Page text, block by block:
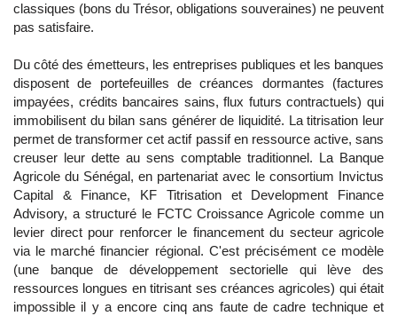
classiques (bons du Trésor, obligations souveraines) ne peuvent
pas satisfaire.
Du côté des émetteurs, les entreprises publiques et les banques
disposent de portefeuilles de créances dormantes (factures
impayées, crédits bancaires sains, flux futurs contractuels) qui
immobilisent du bilan sans générer de liquidité. La titrisation leur
permet de transformer cet actif passif en ressource active, sans
creuser leur dette au sens comptable traditionnel. La Banque
Agricole du Sénégal, en partenariat avec le consortium Invictus
Capital & Finance, KF Titrisation et Development Finance
Advisory, a structuré le FCTC Croissance Agricole comme un
levier direct pour renforcer le financement du secteur agricole
via le marché financier régional. C'est précisément ce modèle
(une banque de développement sectorielle qui lève des
ressources longues en titrisant ses créances agricoles) qui était
impossible il y a encore cinq ans faute de cadre technique et